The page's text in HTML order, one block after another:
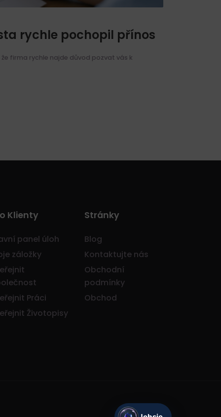
rychle pochopil přínos
firma rychle najde důvod pozvat vás k
Klienty
panel úloh
záložky
Práci
Životopisy
Stránky
Blog
Kontaktujte nás
Obchodní
podmínky
Obchod